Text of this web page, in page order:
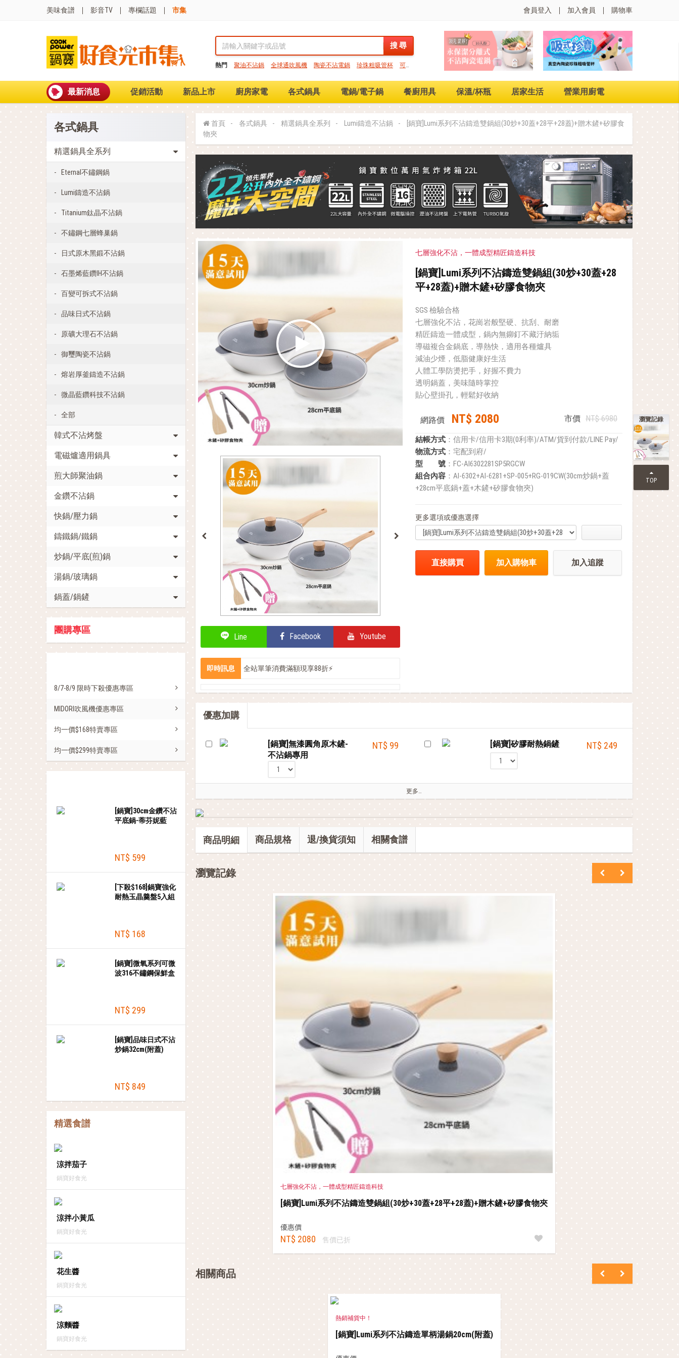
美味食譜 影音TV 專欄話題 市集 會員登入 加入會員 購物車
搜 尋
熱門 聚油不沾鍋 全球通吹風機 陶瓷不沾電鍋 珍珠粗吸管杯
可微
最新消息 促銷活動 新品上市 廚房家電 各式鍋具 電鍋/電子鍋 餐廚用具 保溫/杯瓶 居家生活 營業用廚電
各式鍋具
精選鍋具全系列
Eternal不鏽鋼鍋
Lumi鑄造不沾鍋
Titanium鈦晶不沾鍋
不鏽鋼七層蜂巢鍋
日式原木黑鍛不沾鍋
石墨烯藍鑽IH不沾鍋
百變可拆式不沾鍋
品味日式不沾鍋
原礦大理石不沾鍋
御璽陶瓷不沾鍋
熔岩厚釜鑄造不沾鍋
微晶藍鑽科技不沾鍋
全部
韓式不沾烤盤
電磁爐適用鍋具
煎大師聚油鍋
金鑽不沾鍋
快鍋/壓力鍋
鑄鐵鍋/鐵鍋
炒鍋/平底(煎)鍋
湯鍋/玻璃鍋
鍋蓋/鍋鏟
團購專區
8/7-8/9 限時下殺優惠專區
MIDORI吹風機優惠專區
均一價$168特賣專區
均一價$299特賣專區
[鍋寶]30cm金鑽不沾
平底鍋-蒂芬妮藍
NT$ 599
[下殺$168]鍋寶強化
耐熱玉晶羹盤5入組
NT$ 168
[鍋寶]微氧系列可微
波316不鏽鋼保鮮盒
NT$ 299
[鍋寶]品味日式不沾
炒鍋32cm(附蓋)
NT$ 849
精選食譜
涼拌茄子
鍋寶好食光
涼拌小黃瓜
鍋寶好食光
花生醬
鍋寶好食光
涼麵醬
鍋寶好食光
首頁 各式鍋具 精選鍋具全系列 Lumi鑄造不沾鍋
[鍋寶]Lumi系列不沾鑄造雙鍋組(30炒+30蓋+28平+28蓋)+贈木鏟+矽膠食
物夾
Line Facebook Youtube
即時訊息
全站單筆消費滿額現享88折⚡
七層強化不沾，一體成型精匠鑄造科技
[鍋寶]Lumi系列不沾鑄造雙鍋組(30炒+30蓋+28
平+28蓋)+贈木鏟+矽膠食物夾
SGS 檢驗合格
七層強化不沾，花崗岩般堅硬、抗刮、耐磨
精匠鑄造一體成型，鍋內無鉚釘不藏汙納垢
導磁複合金鍋底，導熱快，適用各種爐具
減油少煙，低脂健康好生活
人體工學防燙把手，好握不費力
透明鍋蓋，美味隨時掌控
貼心壁掛孔，輕鬆好收納
網路價 NT$ 2080 市價 NT$ 6980
結帳方式 ：信用卡/信用卡3期(0利率)/ATM/貨到付款/LINE Pay/
物流方式 ：宅配到府/
型 號 ：FC-AI6302281SP5RGCW
組合內容 ：AI-6302+AI-6281+SP-005+RG-019CW(30cm炒鍋+蓋
+28cm平底鍋+蓋+木鏟+矽膠食物夾)
更多選項或優惠選擇
直接購買 加入購物車 加入追蹤
優惠加購
[鍋寶]無漆圓角原木鏟-
不沾鍋專用
NT$ 99 [鍋寶]矽膠耐熱鍋鏟 NT$ 249
更多…
商品明細 商品規格 退/換貨須知 相關食譜
瀏覽記錄
七層強化不沾，一體成型精匠鑄造科技
[鍋寶]Lumi系列不沾鑄造雙鍋組(30炒+30蓋+28平+28蓋)+贈木鏟+矽膠食物夾
優惠價
NT$ 2080 售價已折
相關商品
熱銷補貨中！
[鍋寶]Lumi系列不沾鑄造單柄湯鍋20cm(附蓋)
瀏覽記錄
TOP
搜 尋